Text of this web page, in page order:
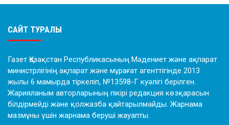
САЙТ ТУРАЛЫ
Газет Қазақстан Республикасының Мәдениет және ақпарат
министрлігінің ақпарат және мұрағат агенттігінде 2013
жылы 6 мамырда тіркеліп, №13598-Г куәлігі берілген.
Жарияланым авторларының пікірі редакция көзқарасын
білдірмейді және қолжазба қайтарылмайды. Жарнама
мазмұны үшін жарнама беруші жауапты.